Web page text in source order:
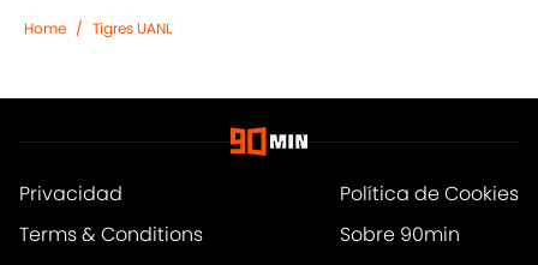
Home / Tigres UANL
Privacidad
Política de Cookies
Terms & Conditions
Sobre 90min